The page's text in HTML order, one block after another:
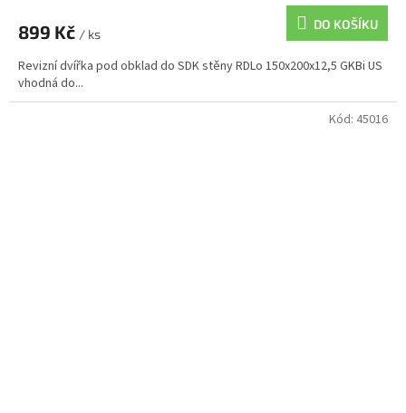
899 Kč / ks
DO KOŠÍKU
Revizní dvířka pod obklad do SDK stěny RDLo 150x200x12,5 GKBi US
vhodná do...
Kód: 45016